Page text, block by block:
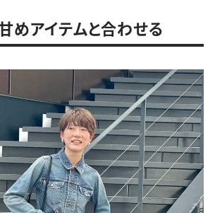
めアイテムと合わせる